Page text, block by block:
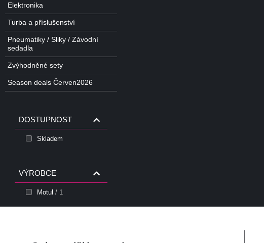
Elektronika
Turba a příslušenství
Pneumatiky / Sliky / Závodní
sedadla
Zvýhodněné sety
Season deals Červen2026
DOSTUPNOST
Skladem
VÝROBCE
Motul / 1